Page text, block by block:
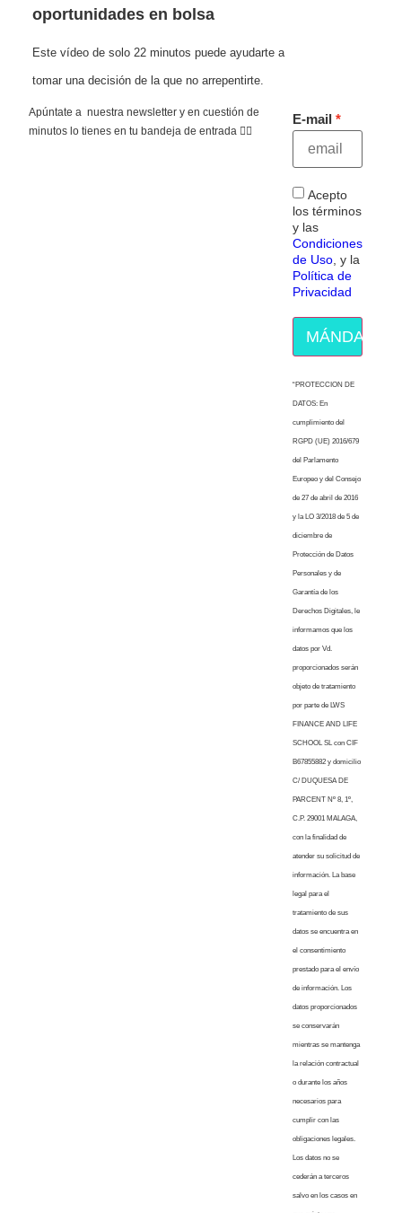
oportunidades en bolsa
Este vídeo de solo 22 minutos puede ayudarte a
tomar una decisión de la que no arrepentirte.
Apúntate a nuestra newsletter y en cuestión de
minutos lo tienes en tu bandeja de entrada 👇🏻
E-mail
Acepto
los términos
y las
Condiciones
de Uso, y la
Política de
Privacidad
MÁNDAME
“PROTECCION DE
DATOS: En
cumplimiento del
RGPD (UE) 2016/679
del Parlamento
Europeo y del Consejo
de 27 de abril de 2016
y la LO 3/2018 de 5 de
diciembre de
Protección de Datos
Personales y de
Garantía de los
Derechos Digitales, le
informamos que los
datos por Vd.
proporcionados serán
objeto de tratamiento
por parte de LWS
FINANCE AND LIFE
SCHOOL SL con CIF
B67855882 y domicilio
C/ DUQUESA DE
PARCENT Nº 8, 1º,
C.P. 29001 MALAGA,
con la finalidad de
atender su solicitud de
información. La base
legal para el
tratamiento de sus
datos se encuentra en
el consentimiento
prestado para el envío
de información. Los
datos proporcionados
se conservarán
mientras se mantenga
la relación contractual
o durante los años
necesarios para
cumplir con las
obligaciones legales.
Los datos no se
cederán a terceros
salvo en los casos en